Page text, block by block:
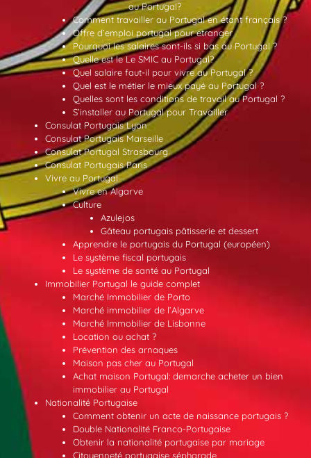
au Portugal?
Comment travailler au Portugal en étant français ?
Offre d’emploi portugal pour etranger
Pourquoi les salaires sont-ils si bas au Portugal ?
Quelle est le Le SMIC au Portugal?
Quel salaire faut-il pour vivre au Portugal ?
Quel est le métier le mieux payé au Portugal ?
Quelles sont les conditions de travail au Portugal ?
S’installer au Portugal pour Travailler
Consulat Portugais Lyon
Consulat Portugais Marseille
Consulat Portugal Strasbourg
Consulat Portugais Paris
Vivre au Portugal
Vivre en Algarve
Culture
Azulejos
Gâteau portugais pâtisserie et dessert
Apprendre le portugais du Portugal (européen)
Le système fiscal portugais
Le système de santé au Portugal
Immobilier Portugal le guide complet
Marché Immobilier de Porto
Marché immobilier de l’Algarve
Marché Immobilier de Lisbonne
Location ou achat ?
Prévention des arnaques
Maison pas cher au Portugal
Achat maison Portugal: demarche acheter un bien
immobilier au Portugal
Nationalité Portugaise
Comment obtenir un acte de naissance portugais ?
Double Nationalité Franco-Portugaise
Obtenir la nationalité portugaise par mariage
Citoyenneté portugaise sépharade